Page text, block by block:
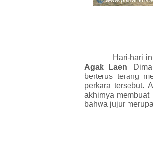
Hari-hari
Agak Laen.
berterus terang
perkara tersebut.
akhirnya
bahwa jujur